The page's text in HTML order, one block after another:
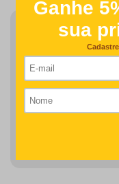
Detalhes como
desenho/nome serão